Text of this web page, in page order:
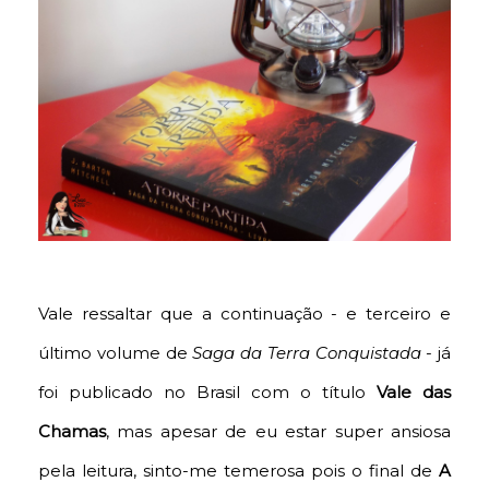
Vale ressaltar que a continuação - e terceiro e
último volume deSaga da Terra Conquistada- já
foi publicado no Brasil com o título Vale das
Chamas, mas apesar de eu estar super ansiosa
pela leitura, sinto-me temerosa pois o final de A